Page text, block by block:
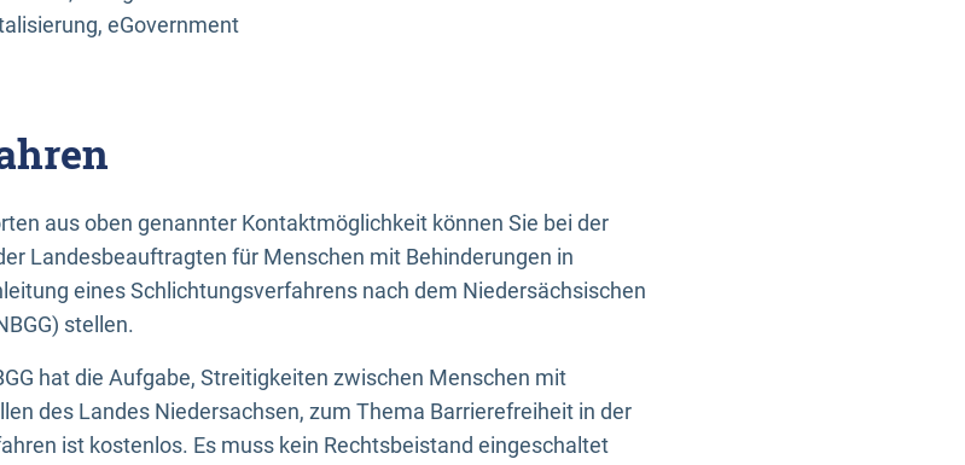
eGovernment
aus oben genannter Kontaktmöglichkeit können Sie bei der
Landesbeauftragten für Menschen mit Behinderungen in
eines Schlichtungsverfahrens nach dem Niedersächsischen
stellen.
hat die Aufgabe, Streitigkeiten zwischen Menschen mit
des Landes Niedersachsen, zum Thema Barrierefreiheit in der
ist kostenlos. Es muss kein Rechtsbeistand eingeschaltet